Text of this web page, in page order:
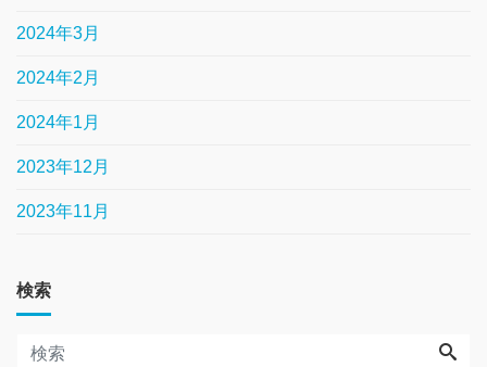
2024年3月
2024年2月
2024年1月
2023年12月
2023年11月
検索